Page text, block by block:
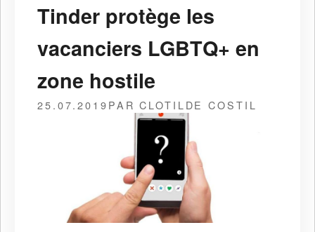
Tinder protège les
vacanciers LGBTQ+ en
zone hostile
25.07.2019PAR CLOTILDE COSTIL